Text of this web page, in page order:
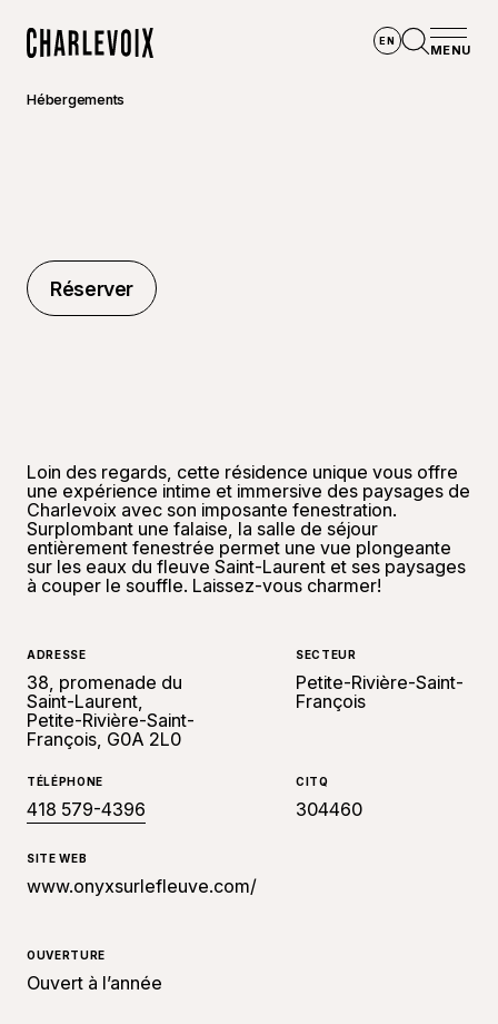
EN
MENU
Hébergements
Réserver
Réserver
Loin des regards, cette résidence unique vous offre
une expérience intime et immersive des paysages de
Charlevoix avec son imposante fenestration.
Surplombant une falaise, la salle de séjour
entièrement fenestrée permet une vue plongeante
sur les eaux du fleuve Saint-Laurent et ses paysages
à couper le souffle. Laissez-vous charmer!
ADRESSE
38, promenade du
Saint-Laurent,
Petite-Rivière-Saint-
François, G0A 2L0
SECTEUR
Petite-Rivière-Saint-
François
TÉLÉPHONE
418 579-4396
CITQ
304460
SITE WEB
www.onyxsurlefleuve.com/
OUVERTURE
Ouvert à l’année